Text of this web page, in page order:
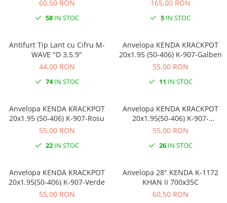
60,50 RON
58IN STOC
165,00 RON
5 IN STOC
Antifurt Tip Lant cu Cifru M-
WAVE "D 3,5.9"
44,00 RON
74IN STOC
Anvelopa KENDA KRACKPOT
20x1.95 (50-406) K-907-Galben
55,00 RON
11 IN STOC
Anvelopa KENDA KRACKPOT
20x1.95 (50-406) K-907-Rosu
55,00 RON
22IN STOC
Anvelopa KENDA KRACKPOT
20x1.95(50-406) K-907-
Portocaliu
55,00 RON
26IN STOC
Anvelopa KENDA KRACKPOT
20x1.95(50-406) K-907-Verde
55,00 RON
Anvelopa 28" KENDA K-1172
KHAN II 700x35C
60,50 RON